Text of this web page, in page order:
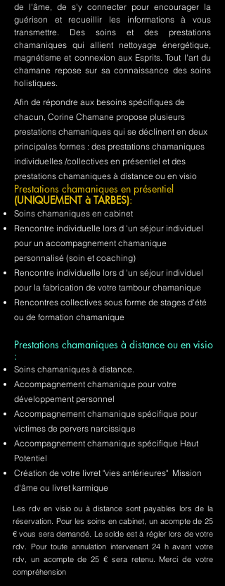
de l'âme, de s'y connecter pour encourager la
guérison et recueillir les informations à vous
transmettre. Des soins et des prestations
chamaniques qui allient nettoyage énergétique,
magnétisme et connexion aux Esprits. Tout l'art du
chamane repose sur sa connaissance des soins
holistiques.
Afin de répondre aux besoins spécifiques de
chacun, Corine Chamane propose plusieurs
prestations chamaniques qui se déclinent en deux
principales formes : des prestations chamaniques
individuelles /collectives en présentiel et des
prestations chamaniques à distance ou en visio
Prestations chamaniques en présentiel
(UNIQUEMENT à TARBES):
Soins chamaniques en cabinet
Rencontre individuelle lors d 'un séjour individuel
pour un accompagnement chamanique
personnalisé (soin et coaching)
Rencontre individuelle lors d 'un séjour individuel
pour la fabrication de votre tambour chamanique
Rencontres collectives sous forme de stages d'été
ou de formation chamanique
Prestations chamaniques à distance ou en visio
:
Soins chamaniques à distance.
Accompagnement chamanique pour votre
développement personnel
Accompagnement chamanique spécifique pour
victimes de pervers narcissique
Accompagnement chamanique spécifique Haut
Potentiel
Création de votre livret "vies antérieures" Mission
d'âme ou livret karmique
Les rdv en visio ou à distance sont payables lors de la
réservation. Pour les soins en cabinet, un acompte de 25
€ vous sera demandé. Le solde est à régler lors de votre
rdv. Pour toute annulation intervenant 24 h avant votre
rdv, un acompte de 25 € sera retenu. Merci de votre
compréhension